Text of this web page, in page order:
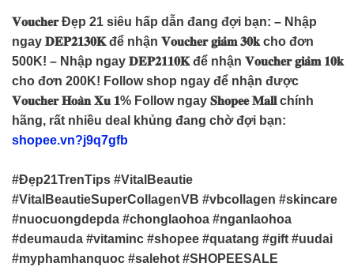
𝐕𝐨𝐮𝐜𝐡𝐞𝐫 Đẹp 21 siêu hấp dẫn đang đợi bạn: – Nhập
ngay 𝐃𝐄𝐏𝟐𝟏𝟑𝟎𝐊 để nhận 𝐕𝐨𝐮𝐜𝐡𝐞𝐫 𝐠𝐢𝐚̉𝐦 𝟑𝟎𝐤 cho đơn
500K! – Nhập ngay 𝐃𝐄𝐏𝟐𝟏𝟏𝟎𝐊 để nhận 𝐕𝐨𝐮𝐜𝐡𝐞𝐫 𝐠𝐢𝐚̉𝐦 𝟏𝟎𝐤
cho đơn 200K! Follow shop ngay để nhận được
𝐕𝐨𝐮𝐜𝐡𝐞𝐫 𝐇𝐨𝐚̀𝐧 𝐗𝐮 𝟏% Follow ngay 𝐒𝐡𝐨𝐩𝐞𝐞 𝐌𝐚𝐥𝐥 chính
hãng, rất nhiều deal khủng đang chờ đợi bạn:
shopee.vn?j9q7gfb
#Đẹp21TrenTips #VitalBeautie
#VitalBeautieSuperCollagenVB #vbcollagen #skincare
#nuocuongdepda #chonglaohoa #nganlaohoa
#deumauda #vitaminc #shopee #quatang #gift #uudai
#myphamhanquoc #salehot #SHOPEESALE